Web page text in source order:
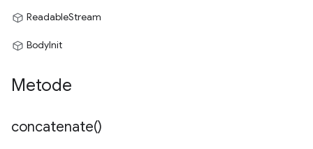
ReadableStream
BodyInit
Metode
concatenate()